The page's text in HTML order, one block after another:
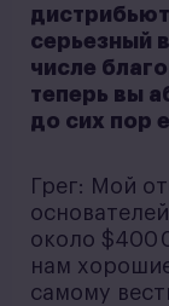
серьезный
числе
теперь вы
до сих пор
Грег: Мой
около $400
нам
самому